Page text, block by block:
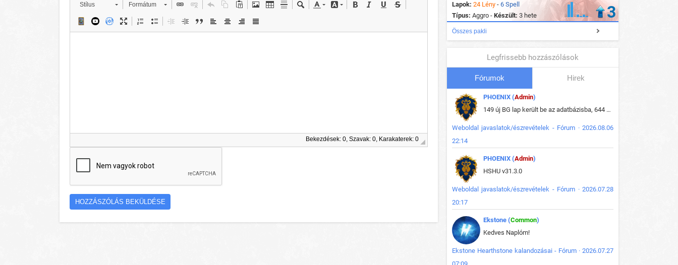
Stílus Formátum
Bekezdések: 0, Szavak: 0, Karakaterek: 0
Lapok: 24 Lény - 6 Spell
Típus: Aggro - Készült: 3 hete 3
Összes pakli
Legfrissebb hozzászólások
Fórumok Hirek
PHOENIX (Admin)
149 új BG lap került be az adatbázisba, 644 db meglévő BG lap módosult, bekerültek az új képek a megváltozott lapokhoz is.
Weboldal javaslatok/észrevételek - Fórum · 2026.08.06
22:14
PHOENIX (Admin)
HSHU v31.3.0
Weboldal javaslatok/észrevételek - Fórum · 2026.07.28
20:17
Ekstone (Common)
Kedves Naplóm!
Ekstone Hearthstone kalandozásai - Fórum · 2026.07.27